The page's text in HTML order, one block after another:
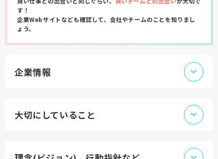
す！
企業Webサイトなども確認して、会社やチームのことを知りまし
ょう。
企業情報
大切にしていること